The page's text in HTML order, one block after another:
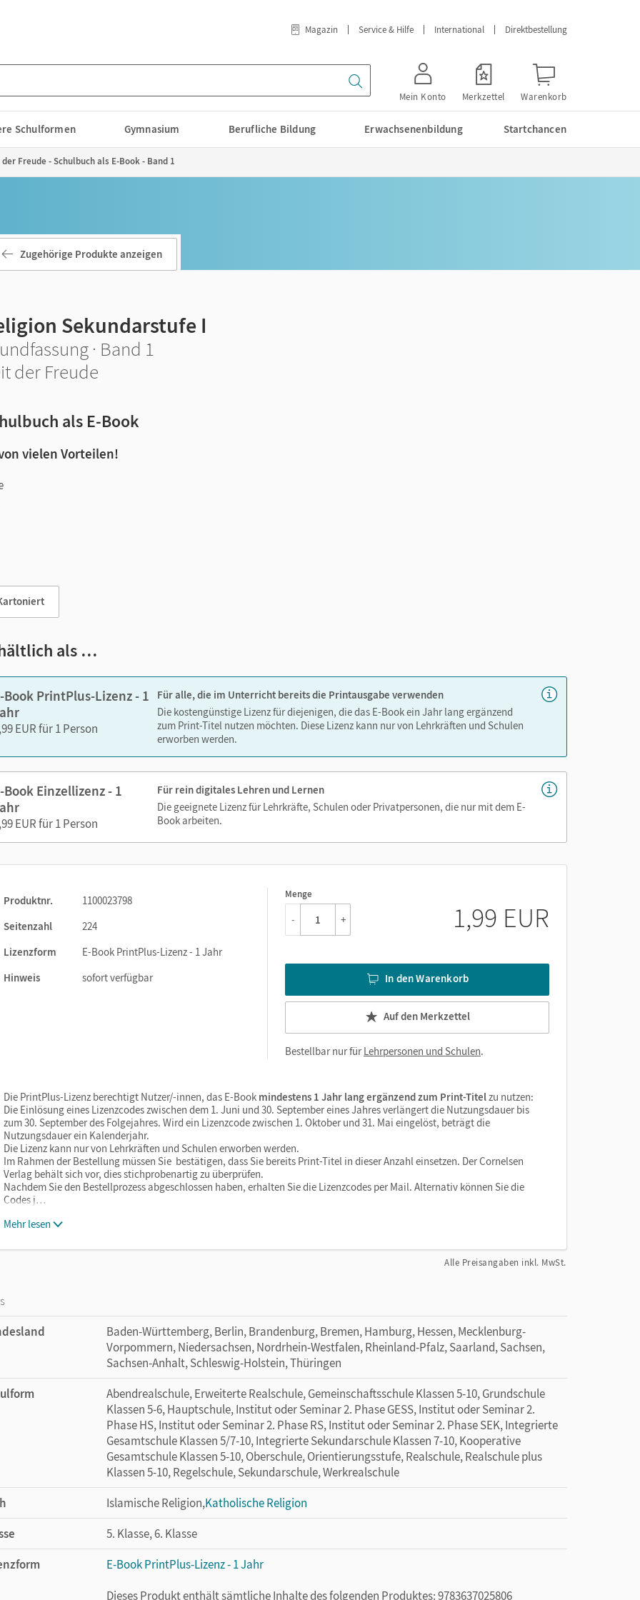
Magazin Service & Hilfe International Direktbestellung
Mein Konto Merkzettel Warenkorb
Schulformen Gymnasium Berufliche Bildung Erwachsenenbildung Startchancen
Freude - Schulbuch als E-Book - Band 1
Zugehörige Produkte anzeigen
Sekundarstufe I
· Band 1
der Freude
als E-Book
vielen Vorteilen!
als …
Book PrintPlus-Lizenz - 1
EUR für 1 Person
Für alle, die im Unterricht bereits die Printausgabe verwenden
Die kostengünstige Lizenz für diejenigen, die das E-Book ein Jahr lang ergänzend
zum Print-Titel nutzen möchten. Diese Lizenz kann nur von Lehrkräften und Schulen
erworben werden.
Book Einzellizenz - 1
EUR für 1 Person
Für rein digitales Lehren und Lernen
Die geeignete Lizenz für Lehrkräfte, Schulen oder Privatpersonen, die nur mit dem E-
Book arbeiten.
Produktnr.
1100023798
Seitenzahl
224
Lizenzform
E-Book PrintPlus-Lizenz - 1 Jahr
Hinweis
sofort verfügbar
Menge
1
- + 1,99 EUR
In den Warenkorb
Auf den Merkzettel
Bestellbar nur fürLehrpersonen und Schulen.
Die PrintPlus-Lizenz berechtigt Nutzer/-innen, das E-Book mindestens 1 Jahr lang ergänzend zum Print-Titelzu nutzen:
Die Einlösung eines Lizenzcodes zwischen dem 1. Juni und 30. September eines Jahres verlängert die Nutzungsdauer bis
zum 30. September des Folgejahres. Wird ein Lizenzcode zwischen 1. Oktober und 31. Mai eingelöst, beträgt die
Nutzungsdauer ein Kalenderjahr.
Die Lizenz kann nur von Lehrkräften und Schulen erworben werden.
Im Rahmen der Bestellung müssen Sie bestätigen, dass Sie bereits Print-Titel in dieser Anzahl einsetzen. Der Cornelsen
Verlag behält sich vor, dies stichprobenartig zu überprüfen.
Nachdem Sie den Bestellprozess abgeschlossen haben, erhalten Sie die Lizenzcodes per Mail. Alternativ können Sie die
Codes j…
Mehr lesen
Alle Preisangaben inkl. MwSt.
Baden-Württemberg, Berlin, Brandenburg, Bremen, Hamburg, Hessen, Mecklenburg-
Vorpommern, Niedersachsen, Nordrhein-Westfalen, Rheinland-Pfalz, Saarland, Sachsen,
Sachsen-Anhalt, Schleswig-Holstein, Thüringen
Abendrealschule, Erweiterte Realschule, Gemeinschaftsschule Klassen 5-10, Grundschule
Klassen 5-6, Hauptschule, Institut oder Seminar 2. Phase GESS, Institut oder Seminar 2.
Phase HS, Institut oder Seminar 2. Phase RS, Institut oder Seminar 2. Phase SEK, Integrierte
Gesamtschule Klassen 5/7-10, Integrierte Sekundarschule Klassen 7-10, Kooperative
Gesamtschule Klassen 5-10, Oberschule, Orientierungsstufe, Realschule, Realschule plus
Klassen 5-10, Regelschule, Sekundarschule, Werkrealschule
Islamische Religion,Katholische Religion
5. Klasse, 6. Klasse
E-Book PrintPlus-Lizenz - 1 Jahr
Dieses Produkt enthält sämtliche Inhalte des folgenden Produktes: 9783637025806